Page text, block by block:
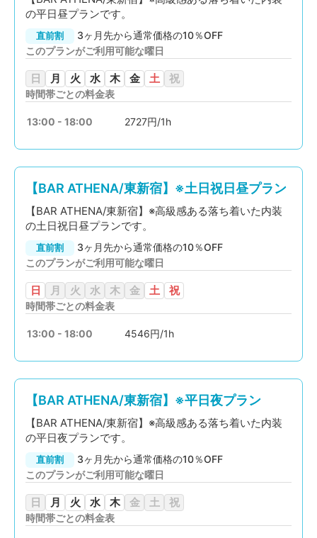
の平日昼プランです。
直前割
3ヶ月先から通常価格の10％OFF
このプランがご利用可能な曜日
日 月 火 水 木 金 土 祝
時間帯ごとの料金表
13:00 - 18:00 2727円/1h
【BAR ATHENA/東新宿】※土日祝日昼プラン
【BAR ATHENA/東新宿】※高級感ある落ち着いた内装
の土日祝日昼プランです。
直前割
3ヶ月先から通常価格の10％OFF
このプランがご利用可能な曜日
日 月 火 水 木 金 土 祝
時間帯ごとの料金表
13:00 - 18:00 4546円/1h
【BAR ATHENA/東新宿】※平日夜プラン
【BAR ATHENA/東新宿】※高級感ある落ち着いた内装
の平日夜プランです。
直前割
3ヶ月先から通常価格の10％OFF
このプランがご利用可能な曜日
日 月 火 水 木 金 土 祝
時間帯ごとの料金表